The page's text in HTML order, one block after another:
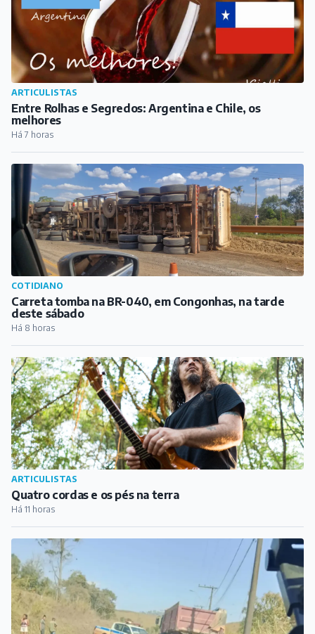
ARTICULISTAS
Entre Rolhas e Segredos: Argentina e Chile, os
melhores
Há 7 horas
COTIDIANO
Carreta tomba na BR-040, em Congonhas, na tarde
deste sábado
Há 8 horas
ARTICULISTAS
Quatro cordas e os pés na terra
Há 11 horas